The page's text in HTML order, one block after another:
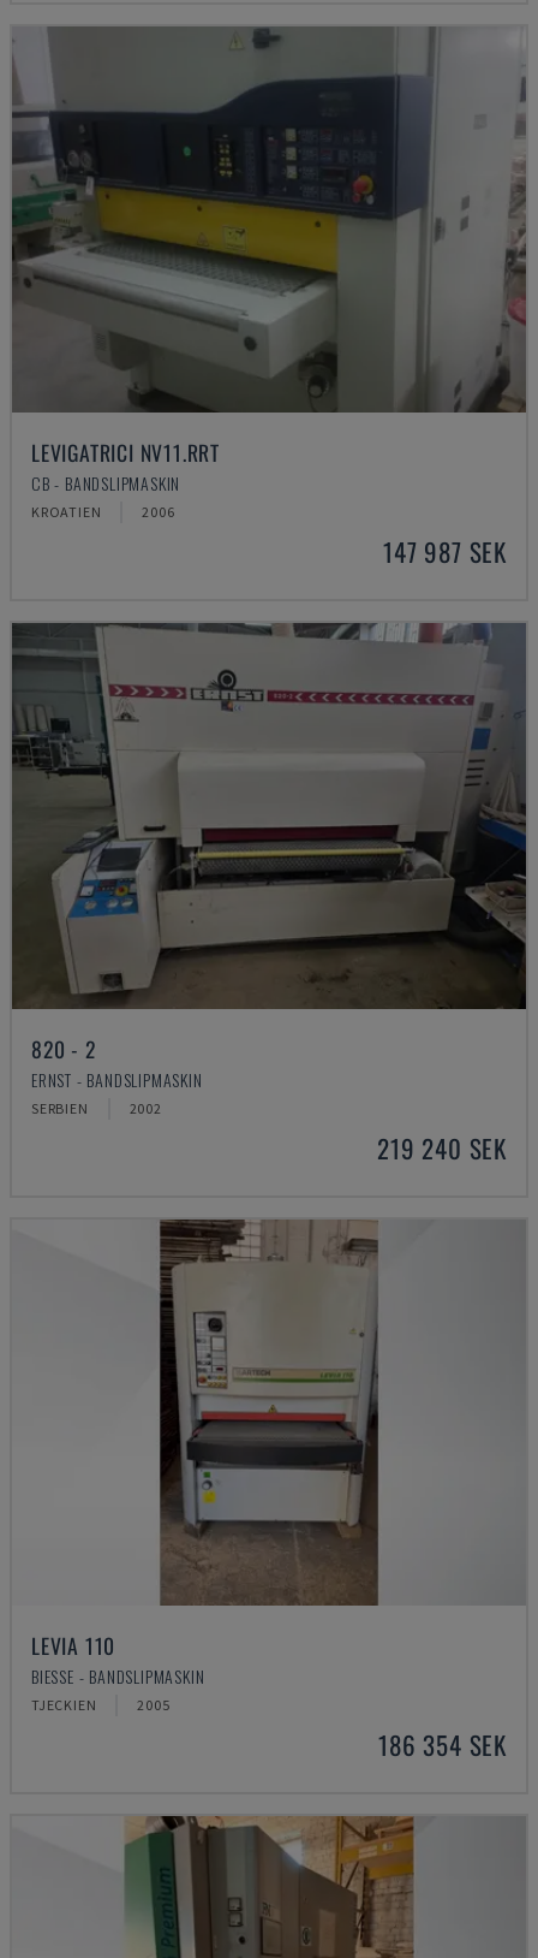
LEVIGATRICI NV11.RRT
CB - BANDSLIPMASKIN
KROATIEN 2006
147 987 SEK
820 - 2
ERNST - BANDSLIPMASKIN
SERBIEN 2002
219 240 SEK
LEVIA 110
BIESSE - BANDSLIPMASKIN
TJECKIEN 2005
186 354 SEK